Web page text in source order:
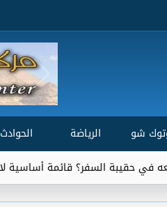
شو الرياضة الحوادث
قائمة أساسية لا غنى عنها